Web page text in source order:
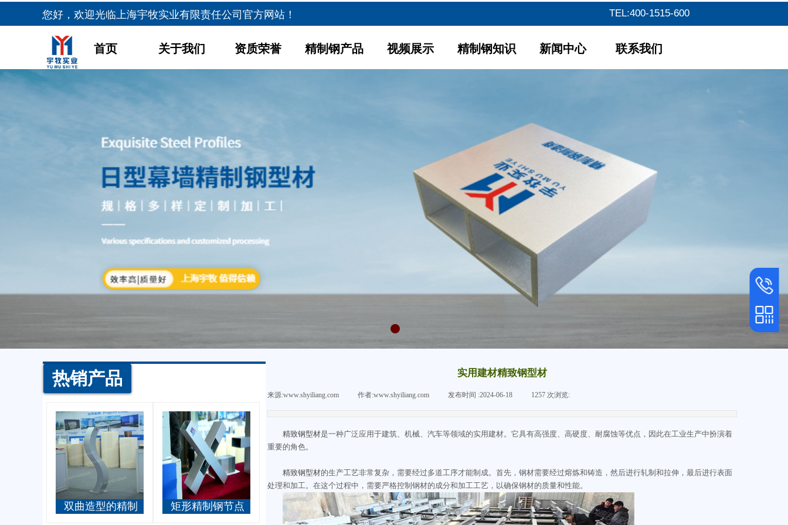
首页 关于我们 资质荣誉 精制钢产品 视频展示 精制钢知识 新闻中心 联系我们
您好，欢迎光临上海宇牧实业有限责任公司官方网站！ TEL:400-1515-600
双曲造型的精制
矩形精制钢节点
热销产品 实用建材精致钢型材
来源:www.shyiliang.com 作者:www.shyiliang.com 发布时间 :2024-06-18 1257 次浏览:
精致钢型材是一种广泛应用于建筑、机械、汽车等领域的实用建材。它具有高强度、高硬度、耐腐蚀等优点，因此在工业生产中扮演着
重要的角色。
精致钢型材的生产工艺非常复杂，需要经过多道工序才能制成。首先，钢材需要经过熔炼和铸造，然后进行轧制和拉伸，最后进行表面
处理和加工。在这个过程中，需要严格控制钢材的成分和加工工艺，以确保钢材的质量和性能。
服务热线
手机
153